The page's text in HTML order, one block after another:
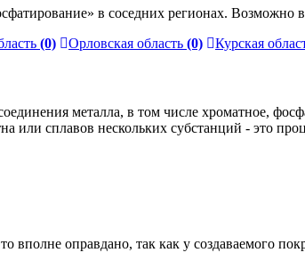
в соседних регионах. Возможно
(0) Орловская область (0) Курская
металла, в том числе хроматное,
сплавов нескольких субстанций - это
вполне оправдано, так как у создаваемого